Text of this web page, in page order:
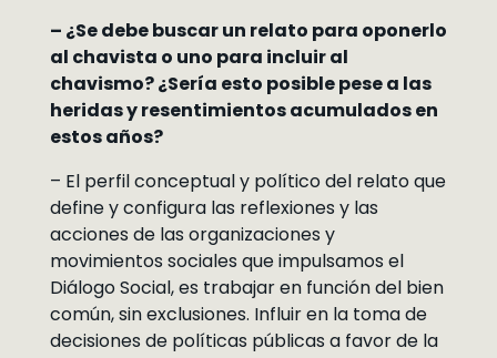
– ¿Se debe buscar un relato para oponerlo
al chavista o uno para incluir al
chavismo? ¿Sería esto posible pese a las
heridas y resentimientos acumulados en
estos años?
– El perfil conceptual y político del relato que
define y configura las reflexiones y las
acciones de las organizaciones y
movimientos sociales que impulsamos el
Diálogo Social, es trabajar en función del bien
común, sin exclusiones. Influir en la toma de
decisiones de políticas públicas a favor de la